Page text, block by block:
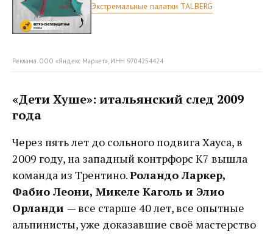
Экстремальные палатки TALBERG
Реклама. ООО «Яндекс Маркет», ИНН 9704254424
«Дети Хуше»: итальянский след 2009
года
Через пять лет до сольного подвига Хауса, в
2009 году, на западный контрфорс К7 вышла
команда из Трентино.Роландо Ларкер,
Фабио Леони, Микеле Каголь и Элио
Орланди — все старше 40 лет, все опытные
альпинисты, уже доказавшие своё мастерство